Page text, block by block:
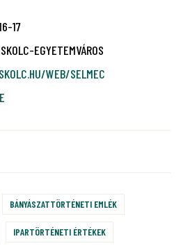
17
EGYETEMVÁROS
WEB/SELMEC
BÁNYÁSZATTÖRTÉNETI EMLÉK
IPARTÖRTÉNETI ÉRTÉKEK